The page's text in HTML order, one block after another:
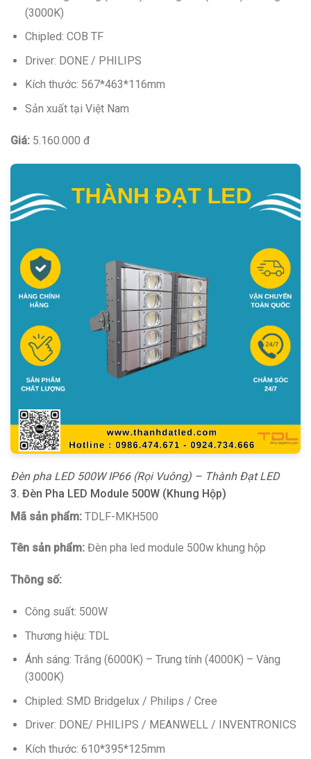
(3000K)
Chipled: COB TF
Driver: DONE / PHILIPS
Kích thước: 567*463*116mm
Sản xuất tại Việt Nam
Giá: 5.160.000 đ
Đèn pha LED 500W IP66 (Rọi Vuông) – Thành Đạt LED
3. Đèn Pha LED Module 500W (Khung Hộp)
Mã sản phẩm: TDLF-MKH500
Tên sản phẩm: Đèn pha led module 500w khung hộp
Thông số:
Công suất: 500W
Thương hiệu: TDL
Ánh sáng: Trắng (6000K) – Trung tính (4000K) – Vàng
(3000K)
Chipled: SMD Bridgelux / Philips / Cree
Driver: DONE/ PHILIPS / MEANWELL / INVENTRONICS
Kích thước: 610*395*125mm